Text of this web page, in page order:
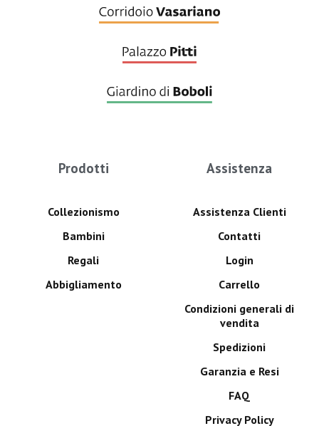
Prodotti
Collezionismo
Bambini
Regali
Abbigliamento
Assistenza
Assistenza Clienti
Contatti
Login
Carrello
Condizioni generali di
vendita
Spedizioni
Garanzia e Resi
FAQ
Privacy Policy